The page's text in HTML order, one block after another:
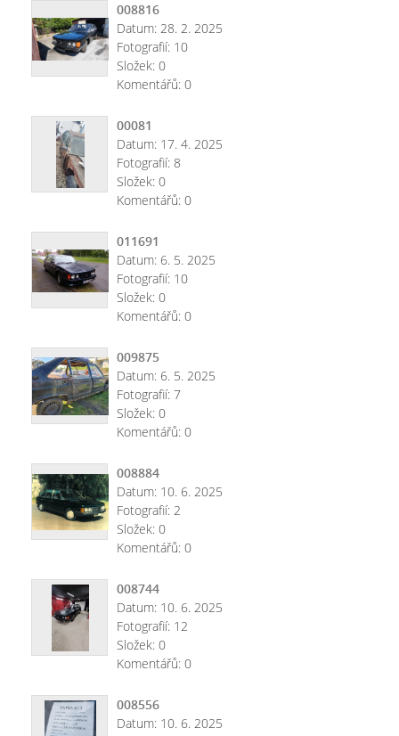
008816
Datum: 28. 2. 2025
Fotografií: 10
Složek: 0
Komentářů: 0
00081
Datum: 17. 4. 2025
Fotografií: 8
Složek: 0
Komentářů: 0
011691
Datum: 6. 5. 2025
Fotografií: 10
Složek: 0
Komentářů: 0
009875
Datum: 6. 5. 2025
Fotografií: 7
Složek: 0
Komentářů: 0
008884
Datum: 10. 6. 2025
Fotografií: 2
Složek: 0
Komentářů: 0
008744
Datum: 10. 6. 2025
Fotografií: 12
Složek: 0
Komentářů: 0
008556
Datum: 10. 6. 2025